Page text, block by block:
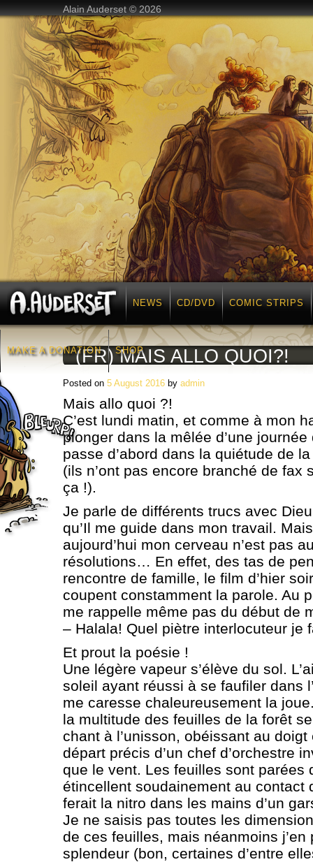
Alain Auderset © 2026
NEWS CD/DVD COMIC STRIPS
MAKE A DONATION SHOP
(FR) MAIS ALLO QUOI?!
Posted on 5 August 2016 by admin
Mais allo quoi ?!
C’est lundi matin, et comme à mon
plonger dans la mêlée d’une
passe d’abord dans la quiétude de
(ils n’ont pas encore branché de fax
ça !).
Je parle de différents trucs avec
qu’Il me guide dans mon travail.
aujourd’hui mon cerveau n’est pas
résolutions… En effet, des tas de
rencontre de famille, le film d’hier
coupent constamment la parole. Au
me rappelle même pas du début de
– Halala! Quel piètre interlocuteur
Et prout la poésie !
Une légère vapeur s’élève du sol.
soleil ayant réussi à se faufiler dans
me caresse chaleureusement la
la multitude des feuilles de la forêt
chant à l’unisson, obéissant au doigt
départ précis d’un chef d’orchestre
que le vent. Les feuilles sont parées
étincellent soudainement au contact
ferait la nitro dans les mains d’un
Je ne saisis pas toutes les
de ces feuilles, mais néanmoins
splendeur (bon, certaines d’entre